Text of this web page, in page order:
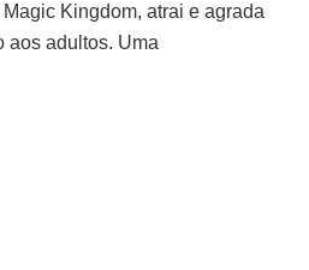
Kingdom, atrai e agrada
aos adultos. Uma